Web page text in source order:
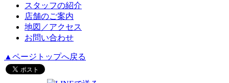
スタッフの紹介
店舗のご案内
地図／アクセス
お問い合わせ
▲ページトップへ戻る